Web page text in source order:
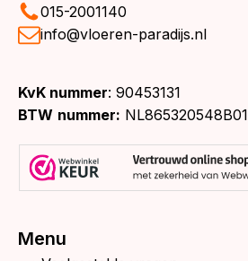
015-2001140
info@vloeren-paradijs.nl
KvK nummer: 90453131
BTW nummer: NL865320548B01
Menu